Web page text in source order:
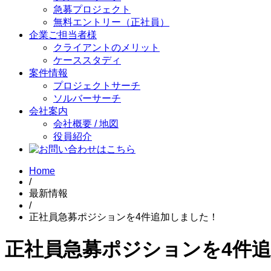
急募プロジェクト
無料エントリー（正社員）
企業ご担当者様
クライアントのメリット
ケーススタディ
案件情報
プロジェクトサーチ
ソルバーサーチ
会社案内
会社概要 / 地図
役員紹介
Home
/
最新情報
/
正社員急募ポジションを4件追加しました！
正社員急募ポジションを4件